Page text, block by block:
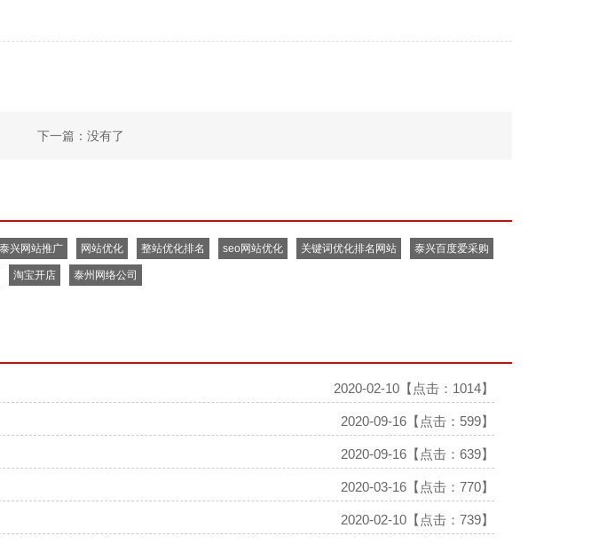
下一篇：没有了
泰兴网站推广 网站优化 整站优化排名 seo网站优化 关键词优化排名网站 泰兴百度爱采购
淘宝开店 泰州网络公司
2020-02-10【点击：1014】
2020-09-16【点击：599】
2020-09-16【点击：639】
2020-03-16【点击：770】
2020-02-10【点击：739】